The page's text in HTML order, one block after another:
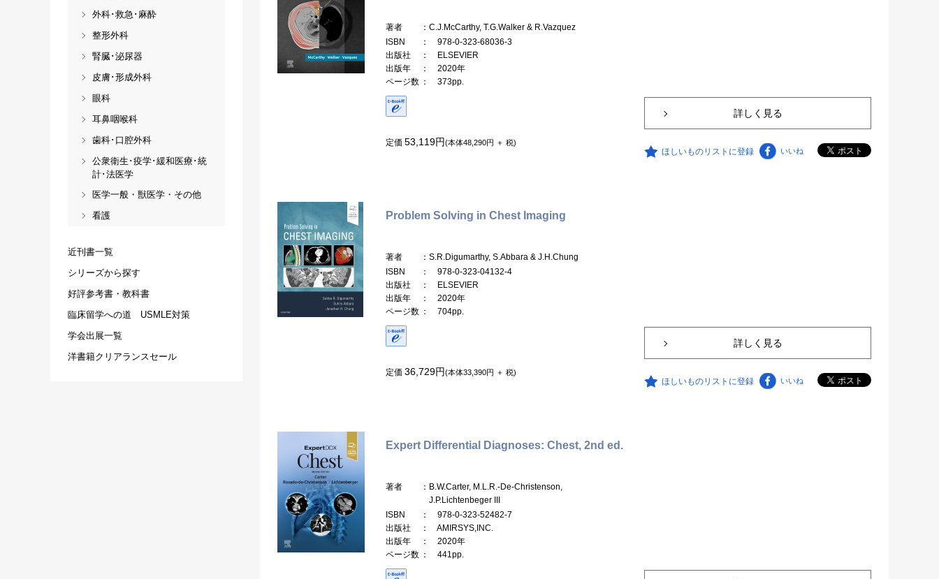
著者
：C.J.McCarthy, T.G.Walker & R.Vazquez
ISBN
： 978-0-323-68036-3
出版社
： ELSEVIER
出版年
： 2020年
ページ数 ： 373pp.
定価 53,119円(本体48,290円 ＋ 税)
詳しく見る
ほしいものリストに登録 いいね
Problem Solving in Chest Imaging
著者
：S.R.Digumarthy, S.Abbara & J.H.Chung
ISBN
： 978-0-323-04132-4
出版社
： ELSEVIER
出版年
： 2020年
ページ数 ： 704pp.
定価 36,729円(本体33,390円 ＋ 税)
詳しく見る
ほしいものリストに登録 いいね
Expert Differential Diagnoses: Chest, 2nd ed.
著者
：B.W.Carter, M.L.R.-De-Christenson,
J.P.Lichtenbeger III
ISBN
： 978-0-323-52482-7
出版社
： AMIRSYS,INC.
出版年
： 2020年
ページ数 ： 441pp.
外科･救急･麻酔
整形外科
腎臓･泌尿器
皮膚･形成外科
眼科
耳鼻咽喉科
歯科･口腔外科
公衆衛生･疫学･緩和医療･統
計･法医学
医学一般・獣医学・その他
看護
近刊書一覧
シリーズから探す
好評参考書・教科書
臨床留学への道 USMLE対策
学会出展一覧
洋書籍クリアランスセール